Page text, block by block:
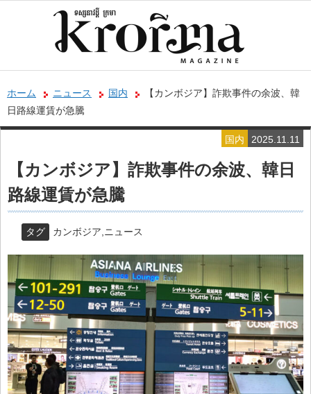
ホーム ニュース 国内
【カンボジア】詐欺事件の余波、韓
日路線運賃が急騰
2025.11.11
国内
【カンボジア】詐欺事件の余波、韓日
路線運賃が急騰
タグ カンボジア ニュース